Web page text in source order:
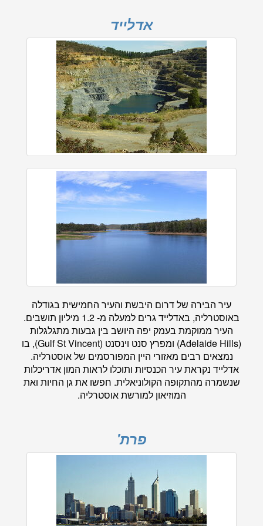
אדלייד
עיר הבירה של דרום היבשת והעיר החמישית בגודלה
באוסטרליה, באדלייד גרים למעלה מ- 1.2 מיליון תושבים.
העיר ממוקמת בעמק יפה היושב בין גבעות מתגלגלות
(Adelaide Hills) ומפרץ סנט וינסנט (Gulf St Vincent), בו
נמצאים רבים מאזורי היין המפורסמים של אוסטרליה.
אדלייד נקראת עיר הכנסיות ותוכלו לראות המון אדריכלות
שנשמרה מהתקופה הקולוניאלית. חפשו את גן החיות ואת
המוזיאון למורשת אוסטרליה.
פרת'